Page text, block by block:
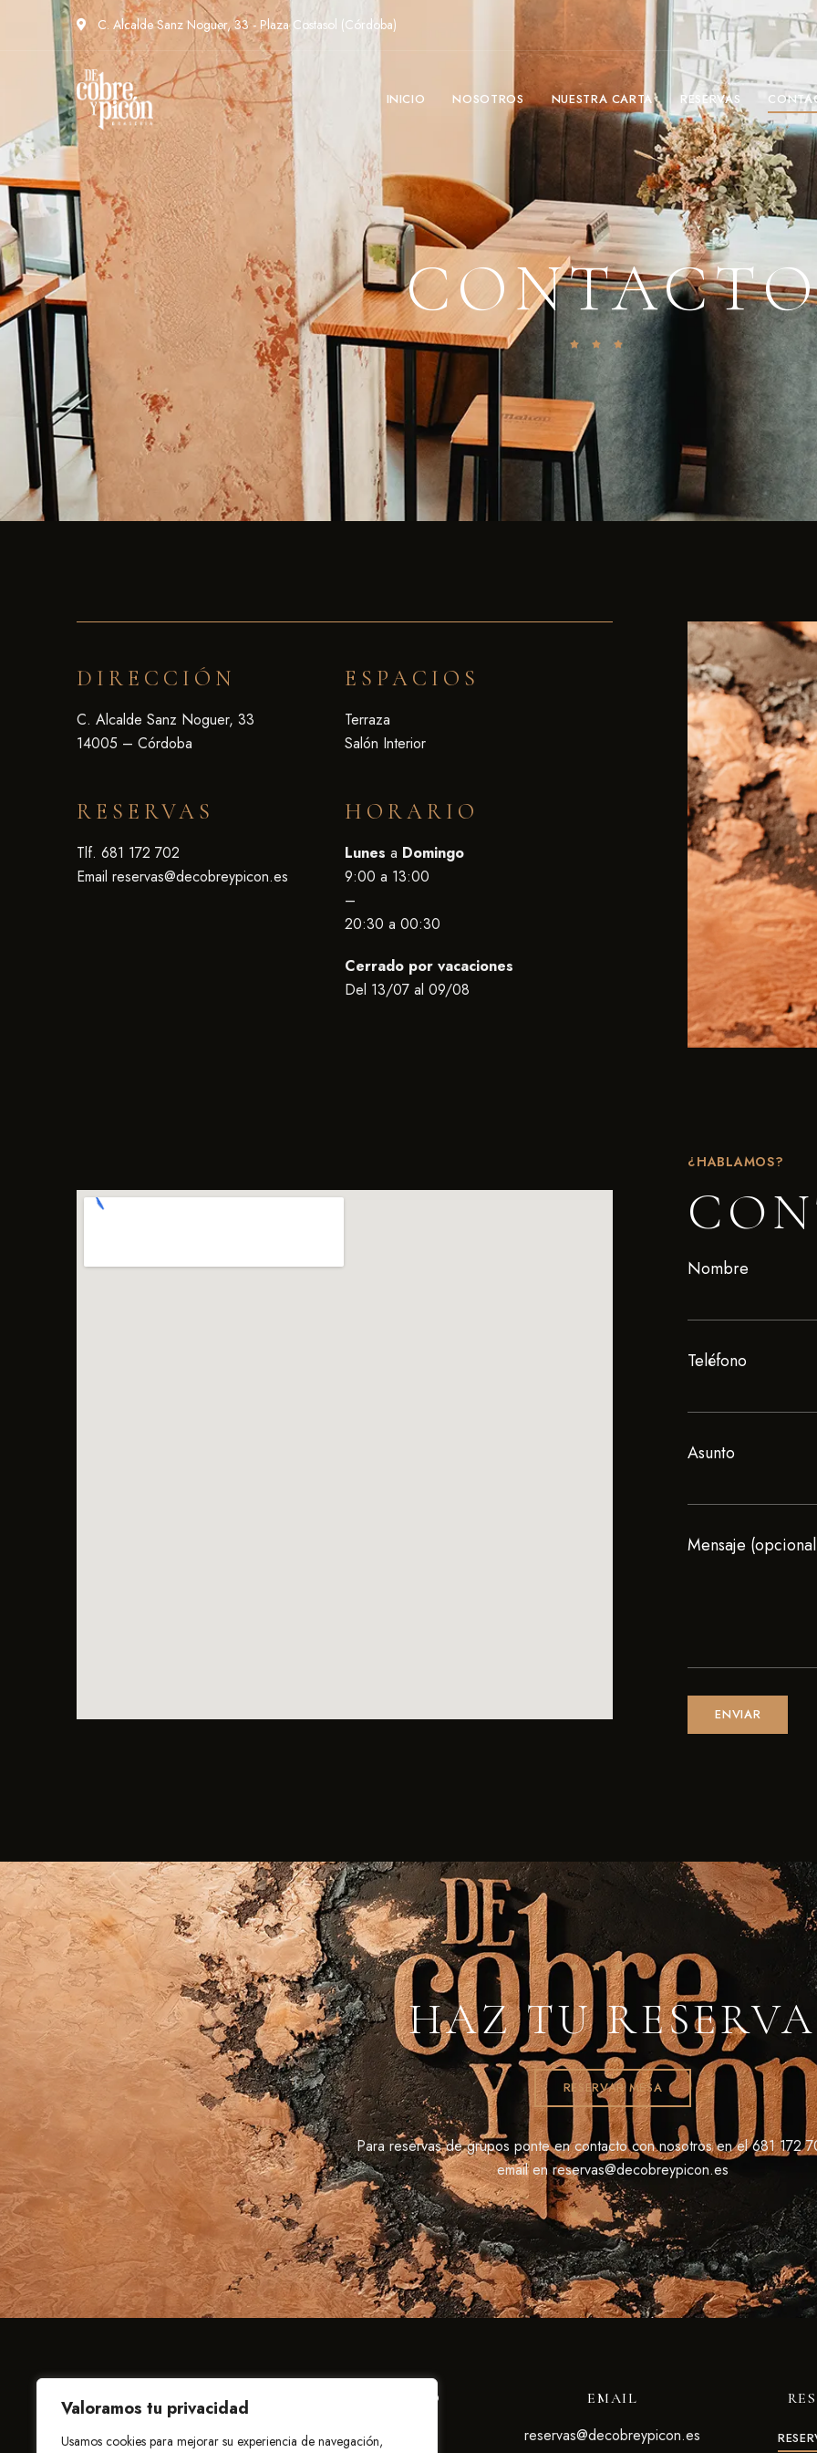
Valoramos tu privacidad
Usamos cookies para mejorar su experiencia de navegación,
C. Alcalde Sanz Noguer, 33 - Plaza Costasol (Córdoba)
INICIO NOSOTROS NUESTRA CARTA RESERVAS
DIRECCIÓN
C. Alcalde Sanz Noguer, 33
14005 – Córdoba
ESPACIOS
Terraza
Salón Interior
RESERVAS
Tlf. 681 172 702
Email reservas@decobreypicon.es
HORARIO
Lunes a Domingo
9:00 a 13:00
–
20:30 a 00:30
Cerrado por vacaciones
Del 13/07 al 09/08
¿HABLAMOS?
Nombre
Teléfono
Asunto
Mensaje
HAZ TU RESERVA
RESERVAR MESA
Para reservas de grupos ponte en contacto con nosotros en el 681 172
email enreservas@decobreypicon.es
¿DONDE ESTAMOS?
C. Alcalde Sanz Noguer, 33
TELÉFONO
681 172 702
EMAIL
reservas@decobreypicon.es